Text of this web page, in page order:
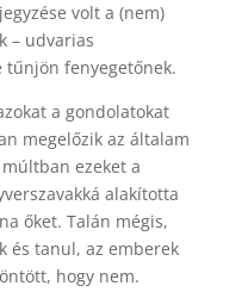
volt a (nem)
– udvarias
tűnjön fenyegetőnek.
a gondolatokat
megelőzik az általam
ezeket a
alakította
őket. Talán mégis,
és tanul, az emberek
hogy nem.